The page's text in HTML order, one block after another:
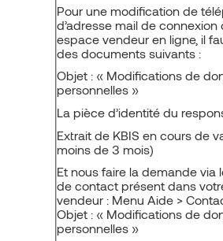
Pour une modification de
d’adresse mail de connexion
espace vendeur en ligne, il
des documents suivants :
Objet : « Modifications de
personnelles »
La pièce d’identité du
Extrait de KBIS en cours de
moins de 3 mois)
Et nous faire la demande via
de contact présent dans
vendeur : Menu Aide >
Objet : « Modifications de
personnelles »